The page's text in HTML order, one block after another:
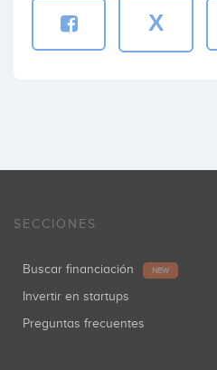
X
SECCIONES
Buscar financiación NEW
Invertir en startups
Preguntas frecuentes